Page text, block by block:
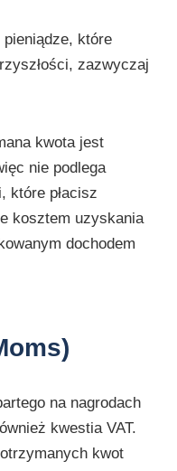
które
zazwyczaj
kwota jest
nie podlega
które płacisz
kosztem uzyskania
dochodem
na nagrodach
kwestia VAT.
kwot